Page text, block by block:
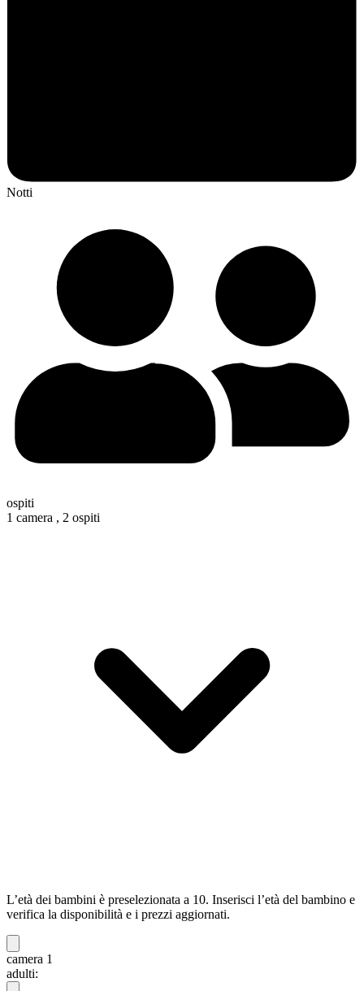
Notti
ospiti
1 camera , 2 ospiti
L’età dei bambini è preselezionata a 10. Inserisci l’età del bambino e
verifica la disponibilità e i prezzi aggiornati.
camera 1
adulti: